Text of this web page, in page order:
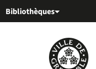
au
auBibliothèques